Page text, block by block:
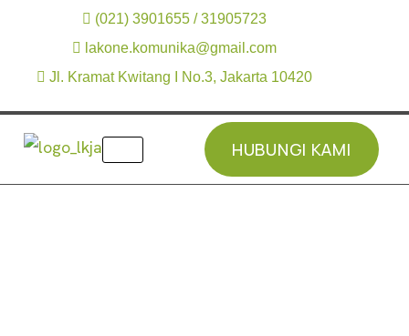
(021) 3901655 / 31905723
lakone.komunika@gmail.com
Jl. Kramat Kwitang I No.3, Jakarta 10420
HUBUNGI KAMI
HUBUNGI KAMI